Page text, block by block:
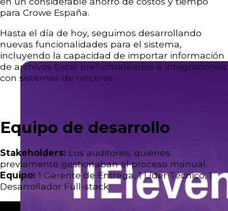
para Crowe España.
Hasta el día de hoy, seguimos desarrollando
nuevas funcionalidades para el sistema,
incluyendo la capacidad de importar información
de archivos Excel preformateados e integraciones
con sistemas de terceros.
Equipo de desarrollo
Stakeholders: Los auditores, quienes
previamente gestionaban el proceso manual.
Equipo: 1 Gerente de Entrega, 1 Líder Técnico, 1
Desarrollador Full-stack